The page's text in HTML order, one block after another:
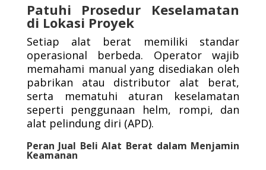
Patuhi Prosedur Keselamatan
di Lokasi Proyek
Setiap alat berat memiliki standar
operasional berbeda. Operator wajib
memahami manual yang disediakan oleh
pabrikan atau distributor alat berat,
serta mematuhi aturan keselamatan
seperti penggunaan helm, rompi, dan
alat pelindung diri (APD).
Peran Jual Beli Alat Berat dalam Menjamin
Keamanan